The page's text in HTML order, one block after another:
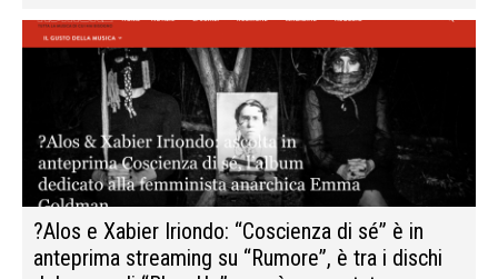
?Alos e Xabier Iriondo: “Coscienza di sé” è in
anteprima streaming su “Rumore”, è tra i dischi